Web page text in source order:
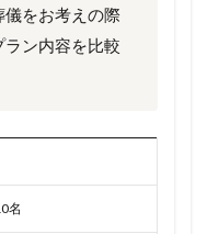
をお考えの際
ン内容を比較
名